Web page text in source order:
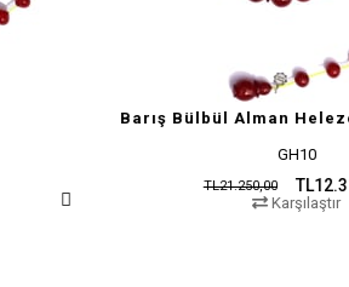
GH10
TL21.250,00
Karşılaştır